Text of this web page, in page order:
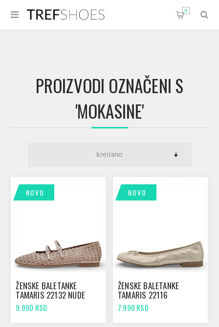
0
PROIZVODI OZNAČENI S
'MOKASINE'
NOVO
ŽENSKE BALETANKE
TAMARIS 22132 NUDE
STRUCTURE
9.990 RSD
NOVO
ŽENSKE BALETANKE
TAMARIS 22116
CHAMPAGNE
7.990 RSD